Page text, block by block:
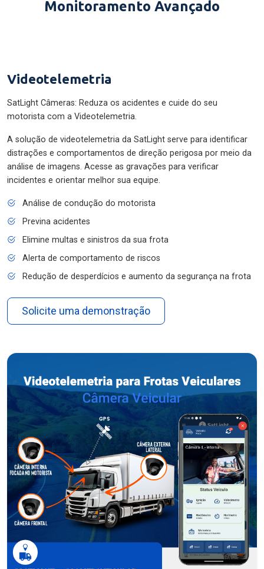
Monitoramento Avançado
Videotelemetria
SatLight Câmeras: Reduza os acidentes e cuide do seu
motorista com a Videotelemetria.
A solução de videotelemetria da SatLight serve para identificar
distrações e comportamentos de direção perigosa por meio da
análise de imagens. Acesse as gravações para verificar
incidentes e orientar melhor sua equipe.
Análise de condução do motorista
Previna acidentes
Elimine multas e sinistros da sua frota
Alerta de comportamento de riscos
Redução de desperdícios e aumento da segurança na frota
Solicite uma demonstração